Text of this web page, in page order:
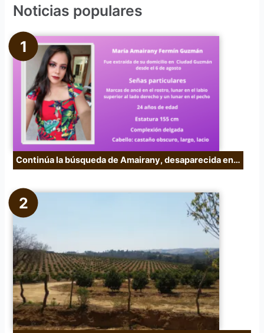
a
o
Noticias populares
Continúa la búsqueda de Amairany, desaparecida en…